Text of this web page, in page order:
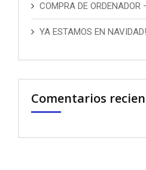
COMPRA DE
YA ESTAMOS EN
Comentarios